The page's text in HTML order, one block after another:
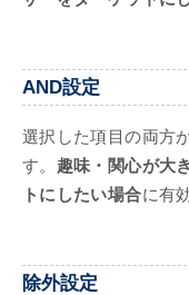
AND設定
選択した項目の両方
す。 趣味・関心が大
トにしたい場合に有
除外設定